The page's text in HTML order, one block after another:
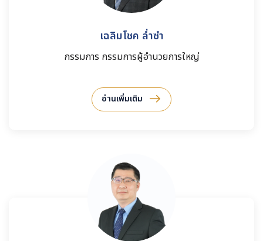
เฉลิมโชค ล่ำซำ
กรรมการ กรรมการผู้อำนวยการใหญ่
อ่านเพิ่มเติม